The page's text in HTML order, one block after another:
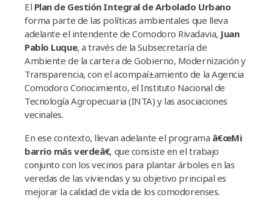
El Plan de Gestión Integral de Arbolado Urbano
forma parte de las polí­ticas ambientales que lleva
adelante el intendente de Comodoro Rivadavia, Juan
Pablo Luque, a través de la Subsecretarí­a de
Ambiente de la cartera de Gobierno, Modernización y
Transparencia, con el acompaí±amiento de la Agencia
Comodoro Conocimiento, el Instituto Nacional de
Tecnologí­a Agropecuaria (INTA) y las asociaciones
vecinales.
En ese contexto, llevan adelante el programa â€œMi
barrio más verdeâ€, que consiste en el trabajo
conjunto con los vecinos para plantar árboles en las
veredas de las viviendas y su objetivo principal es
mejorar la calidad de vida de los comodorenses.